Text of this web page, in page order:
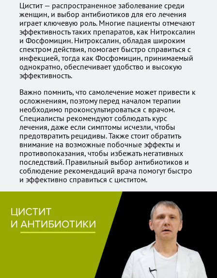
Цистит — распространенное заболевание среди
женщин, и выбор антибиотиков для его лечения
играет ключевую роль. Многие пациенты отмечают
эффективность таких препаратов, как Нитроксалин
и Фосфомицин. Нитроксалин, обладая широким
спектром действия, помогает быстро справиться с
инфекцией, тогда как Фосфомицин, принимаемый
однократно, обеспечивает удобство и высокую
эффективность.
Важно помнить, что самолечение может привести к
осложнениям, поэтому перед началом терапии
необходимо проконсультироваться с врачом.
Специалисты рекомендуют соблюдать курс
лечения, даже если симптомы исчезли, чтобы
предотвратить рецидивы. Также стоит обратить
внимание на возможные побочные эффекты и
противопоказания, чтобы избежать негативных
последствий. Правильный выбор антибиотиков и
соблюдение рекомендаций врача помогут быстро
и эффективно справиться с циститом.